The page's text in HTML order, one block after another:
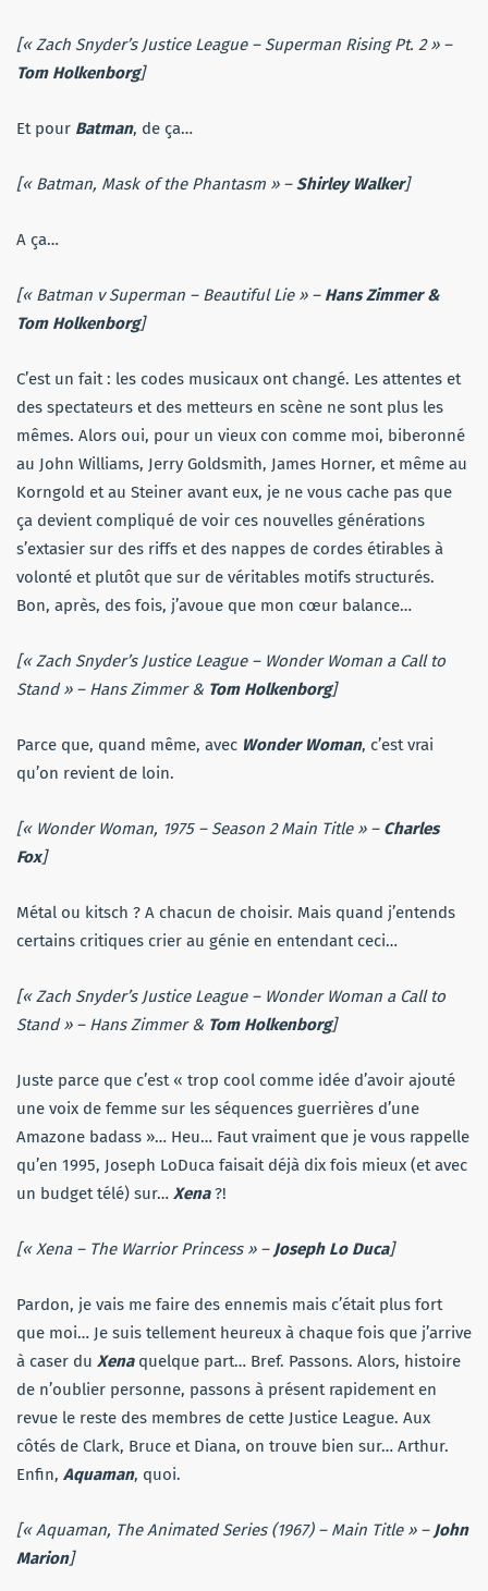
[«Zach Snyder’s Justice League – Superman Rising Pt. 2 » –
Tom Holkenborg]
Et pour Batman, de ça…
[« Batman, Mask of the Phantasm » –Shirley Walker]
A ça…
[« Batman v Superman – Beautiful Lie » – Hans Zimmer &
Tom Holkenborg]
C’est un fait : les codes musicaux ont changé. Les attentes et
des spectateurs et des metteurs en scène ne sont plus les
mêmes. Alors oui, pour un vieux con comme moi, biberonné
au John Williams, Jerry Goldsmith, James Horner, et même au
Korngold et au Steiner avant eux, je ne vous cache pas que
ça devient compliqué de voir ces nouvelles générations
s’extasier sur des riffs et des nappes de cordes étirables à
volonté et plutôt que sur de véritables motifs structurés.
Bon, après, des fois, j’avoue que mon cœur balance…
[«Zach Snyder’s Justice League– Wonder Woman a Call to
Stand » – Hans Zimmer & Tom Holkenborg]
Parce que, quand même, avec Wonder Woman, c’est vrai
qu’on revient de loin.
[« Wonder Woman, 1975 – Season 2 Main Title » – Charles
Fox]
Métal ou kitsch ? A chacun de choisir. Mais quand j’entends
certains critiques crier au génie en entendant ceci…
[«Zach Snyder’s Justice League– Wonder Woman a Call to
Stand » – Hans Zimmer & Tom Holkenborg]
Juste parce que c’est « trop cool comme idée d’avoir ajouté
une voix de femme sur les séquences guerrières d’une
Amazone badass »… Heu… Faut vraiment que je vous rappelle
qu’en 1995, Joseph LoDuca faisait déjà dix fois mieux (et avec
un budget télé) sur… Xena?!
[« Xena – The Warrior Princess » – Joseph Lo Duca]
Pardon, je vais me faire des ennemis mais c’était plus fort
que moi… Je suis tellement heureux à chaque fois que j’arrive
à caser du Xenaquelque part… Bref. Passons. Alors, histoire
de n’oublier personne, passons à présent rapidement en
revue le reste des membres de cette Justice League. Aux
côtés de Clark, Bruce et Diana, on trouve bien sur… Arthur.
Enfin, Aquaman, quoi.
[« Aquaman, The Animated Series (1967) – Main Title » – John
Marion]